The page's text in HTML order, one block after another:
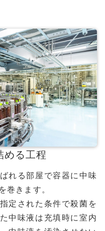
める工程
れる部屋で容器に中味
巻きます。
定された条件で殺菌を
中味液は充填時に室内